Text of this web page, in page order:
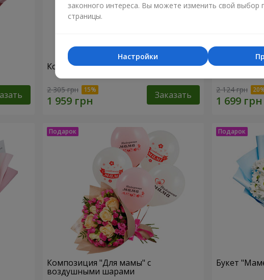
Корзина хризантем "Яркая поляна"
2 305 грн Заказать
Цветы в
2 124 грн
Композиция "Для мамы" с
воздушными шарами
Букет
законного интереса. Вы можете изменить свой выбор
страницы.
Настройки